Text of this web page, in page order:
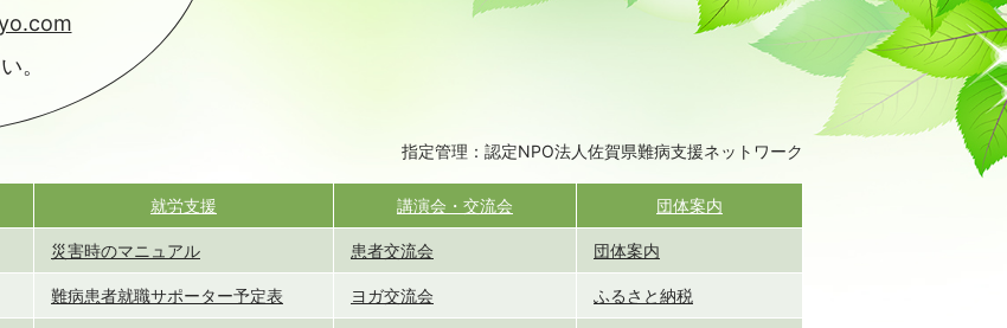
。
指定管理：認定NPO法人佐賀県難病支援ネットワーク
就労支援 講演会・交流会 団体案内
災害時のマニュアル 患者交流会 団体案内
難病患者就職サポーター予定表 ヨガ交流会 ふるさと納税